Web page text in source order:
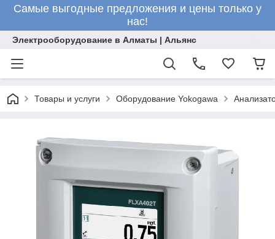
Самые выгодные предложения и цены только у
нас!
Электрооборудование в Алматы | Альянс
Товары и услуги Оборудование Yokogawa